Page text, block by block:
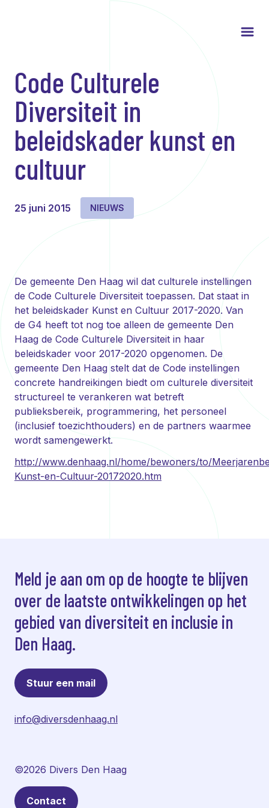
Code Culturele
Diversiteit in
beleidskader kunst en
cultuur
25 juni 2015 NIEUWS
De gemeente Den Haag wil dat culturele instellingen
de Code Culturele Diversiteit toepassen. Dat staat in
het beleidskader Kunst en Cultuur 2017-2020. Van
de G4 heeft tot nog toe alleen de gemeente Den
Haag de Code Culturele Diversiteit in haar
beleidskader voor 2017-2020 opgenomen. De
gemeente Den Haag stelt dat de Code instellingen
concrete handreikingen biedt om culturele diversiteit
structureel te verankeren wat betreft
publieksbereik, programmering, het personeel
(inclusief toezichthouders) en de partners waarmee
wordt samengewerkt.
http://www.denhaag.nl/home/bewoners/to/
Kunst-en-Cultuur-20172020.htm
Meld je aan om op de hoogte te blijven
over de laatste ontwikkelingen op het
gebied van diversiteit en inclusie in
Den Haag.
Stuur een mail
info@diversdenhaag.nl
©2026 Divers Den Haag
Contact